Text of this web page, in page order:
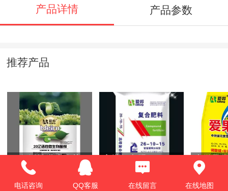
产品详情 产品参数
推荐产品
20亿活性微生物菌
剂2
中微量
调理剂
电话咨询 QQ客服 在线留言 在线地图